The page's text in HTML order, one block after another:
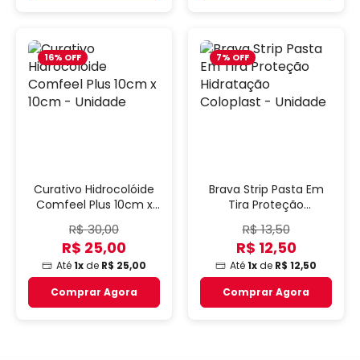
16% OFF
Curativo Hidrocolóide
Comfeel Plus 10cm x
10cm - Unidade
R$ 30,00
R$ 25,00
Até1xde R$ 25,00
Comprar Agora
7% OFF
Brava Strip Pasta Em
Tira Proteção
Hidratação Coloplast -
Unidade
R$ 13,50
R$ 12,50
Até1xde R$ 12,50
Comprar Agora